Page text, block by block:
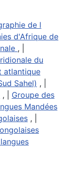
de l
d'Afrique de
, |
du
atlantique
Sahel) , |
, | Groupe des
Mandées
, |